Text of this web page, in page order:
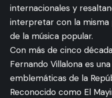
internacionales y
interpretar con la misma
de la música popular.
Con más de cinco
Fernando Villalona es
emblemáticas de la
Reconocido como El